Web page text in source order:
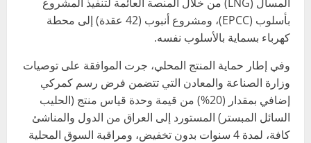
بأسلوب (EPCC)، ومشروع أنبوب (42 عقدة) إلى محطة
كهرباء بسماية بالأسلوب نفسه.
وفي إطار حماية المنتج المحلي، جرت الموافقة على توصيات
وزارة الصناعة والمعادن التي تتضمن فرض رسم كمركي
إضافي بمقدار (20%) من قيمة وحدة قياس منتج (الحليب
السائل المبستر) المستورد إلى العراق من الدول والمناشئ
كافة، لمدة 4 سنوات بدون تخفيض، ومراقبة السوق المحلية